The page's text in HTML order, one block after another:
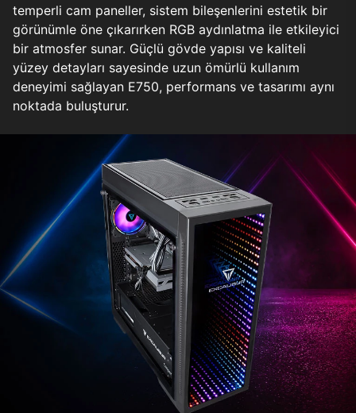
temperli cam paneller, sistem bileşenlerini estetik bir
görünümle öne çıkarırken RGB aydınlatma ile etkileyici
bir atmosfer sunar. Güçlü gövde yapısı ve kaliteli
yüzey detayları sayesinde uzun ömürlü kullanım
deneyimi sağlayan E750, performans ve tasarımı aynı
noktada buluşturur.